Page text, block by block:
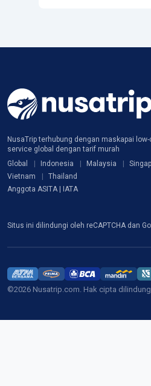
NusaTrip terhubung dengan maskapai
service global dengan tarif murah
Global
Indonesia Malaysia
Vietnam
Thailand
Anggota ASITA | IATA
Situs ini dilindungi oleh reCAPTCHA dan
©2026 Nusatrip.com. Hak cipta